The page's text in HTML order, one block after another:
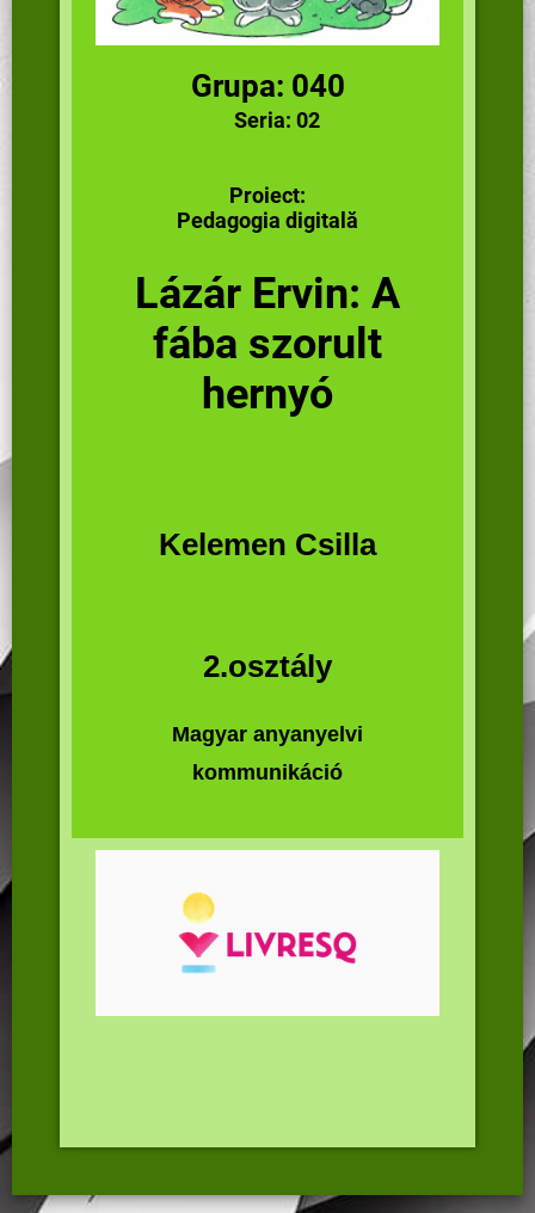
Grupa: 040
Seria: 02
Proiect:
Pedagogia digitală
Lázár Ervin: A
fába szorult
hernyó
Kelemen Csilla
2.osztály
Magyar anyanyelvi
kommunikáció